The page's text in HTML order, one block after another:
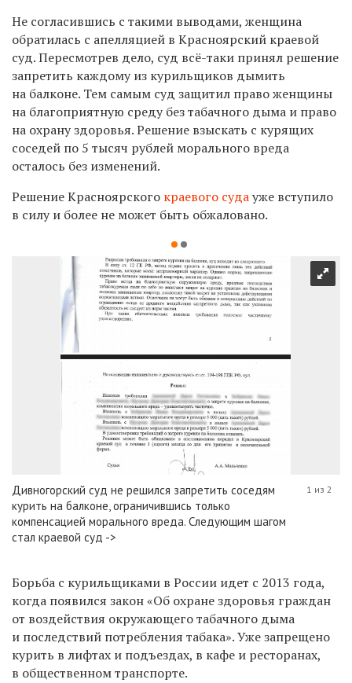
Не согласившись с такими выводами, женщина
обратилась с апелляцией в Красноярский краевой
суд. Пересмотрев дело, суд всё-таки принял решение
запретить каждому из курильщиков дымить
на балконе. Тем самым суд защитил право женщины
на благоприятную среду без табачного дыма и право
на охрану здоровья. Решение взыскать с курящих
соседей по 5 тысяч рублей морального вреда
осталось без изменений.
Решение Красноярского краевого судауже вступило
в силу и более не может быть обжаловано.
Дивногорский суд не решился запретить соседям
курить на балконе, ограничившись только
компенсацией морального вреда. Следующим шагом
стал краевой суд ->
1 из 2
Борьба с курильщиками в России идет с 2013 года,
когда появился закон «Об охране здоровья граждан
от воздействия окружающего табачного дыма
и последствий потребления табака». Уже запрещено
курить в лифтах и подъездах, в кафе и ресторанах,
в общественном транспорте.